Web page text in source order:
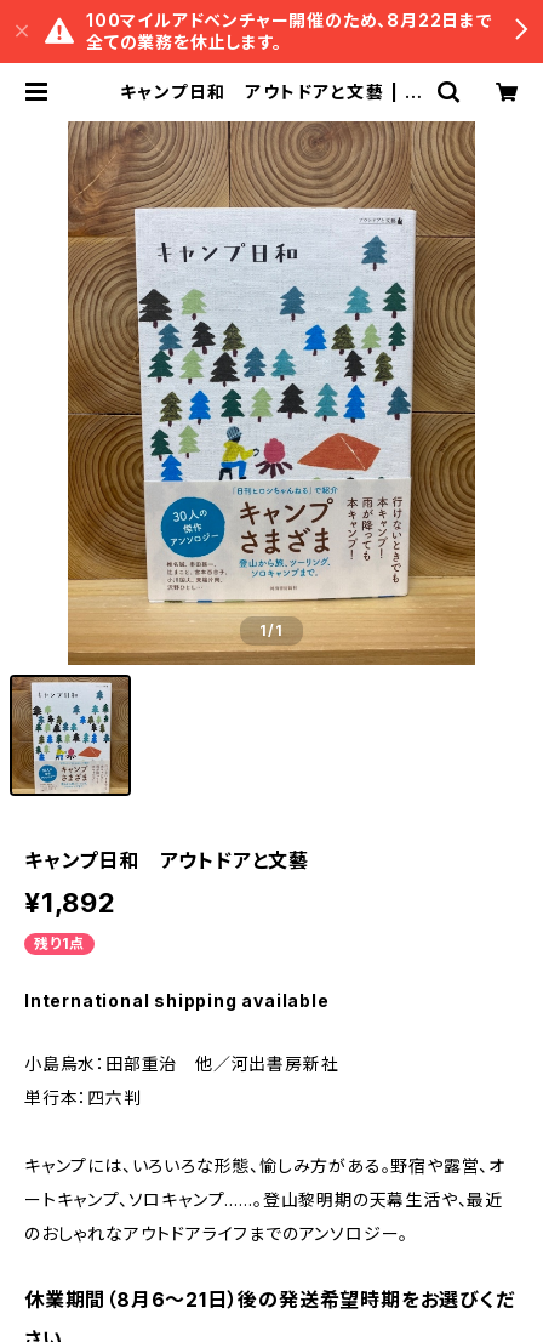
100マイルアドベンチャー開催のため、8月22日まで
全ての業務を休止します。
キャンプ日和 アウトドアと文藝 | 冒
1/1
キャンプ日和 アウトドアと文藝
¥1,892
残り1点
International shipping available
小島烏水：田部重治 他／河出書房新社
単行本：四六判
キャンプには、いろいろな形態、愉しみ方がある。野宿や露営、オ
ートキャンプ、ソロキャンプ……。登山黎明期の天幕生活や、最近
のおしゃれなアウトドアライフまでのアンソロジー。
休業期間（8月6〜21日）後の発送希望時期をお選びくだ